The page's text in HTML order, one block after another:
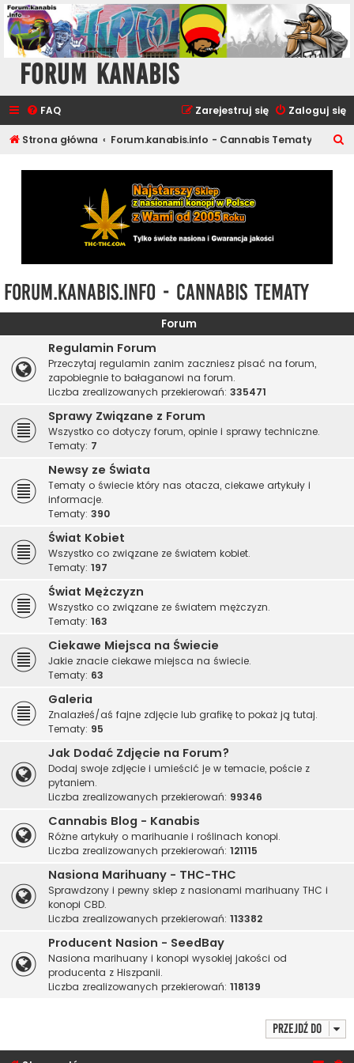
Forum Kanabis
FAQ Zaloguj się
Zarejestruj się
Strona główna Forum.kanabis.info - Cannabis Tematy
Forum.kanabis.info - Cannabis Tematy
Forum
Regulamin Forum
Przeczytaj regulamin zanim zaczniesz pisać na forum,
zapobiegnie to bałaganowi na forum.
Liczba zrealizowanych przekierowań: 335471
Sprawy Związane z Forum
Wszystko co dotyczy forum, opinie i sprawy techniczne.
Tematy: 7
Newsy ze Świata
Tematy o świecie który nas otacza, ciekawe artykuły i
informacje.
Tematy: 390
Świat Kobiet
Wszystko co związane ze światem kobiet.
Tematy: 197
Świat Mężczyzn
Wszystko co związane ze światem mężczyzn.
Tematy: 163
Ciekawe Miejsca na Świecie
Jakie znacie ciekawe miejsca na świecie.
Tematy: 63
Galeria
Znalazłeś/aś fajne zdjęcie lub grafikę to pokaż ją tutaj.
Tematy: 95
Jak Dodać Zdjęcie na Forum?
Dodaj swoje zdjęcie i umieścić je w temacie, poście z
pytaniem.
Liczba zrealizowanych przekierowań: 99346
Cannabis Blog - Kanabis
Różne artykuły o marihuanie i roślinach konopi.
Liczba zrealizowanych przekierowań: 121115
Nasiona Marihuany - THC-THC
Sprawdzony i pewny sklep z nasionami marihuany THC i
konopi CBD.
Liczba zrealizowanych przekierowań: 113382
Producent Nasion - SeedBay
Nasiona marihuany i konopi wysokiej jakości od
producenta z Hiszpanii.
Liczba zrealizowanych przekierowań: 118139
Przejdź do